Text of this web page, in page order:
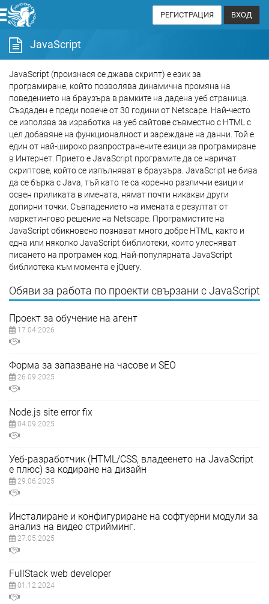
РЕГИСТРАЦИЯ ВХОД
JavaScript
JavaScript (произнася се джава скрипт) е език за
програмиране, който позволява динамична промяна на
поведението на браузъра в рамките на дадена уеб страница.
Създаден е преди повече от 30 години от Netscape. Най-често
се използва за изработка на уеб сайтове съвместно с HTML с
цел добавяне на функционалност и зареждане на данни. Той е
един от най-широко разпространените езици за програмиране
в Интернет. Прието е JavaScript програмите да се наричат
скриптове, който се изпълняват в браузъра. JavaScript не бива
да се бърка с Java, тъй като те са коренно различни езици и
освен приликата в имената, нямат почти никакви други
допирни точки. Съвпадението на имената е резултат от
маркетингово решение на Netscape. Програмистите на
JavaScript обикновено познават много добре HTML, както и
една или няколко JavaScript библиотеки, които улесняват
писането на програмен код. Най-популярната JavaScript
библиотека към момента е jQuery.
Обяви за работа по проекти свързани с JavaScript
Проект за обучение на агент
17.04.2026
Форма за запазване на часове и SEO
26.09.2025
Node.js site error fix
04.09.2025
Уеб-разработчик (HTML/CSS, владеенето на JavaScript
е плюс) за кодиране на дизайн
29.06.2025
Инсталиране и конфигуриране на софтуерни модули за
анализ на видео стрийминг.
27.05.2025
FullStack web developer
01.12.2024